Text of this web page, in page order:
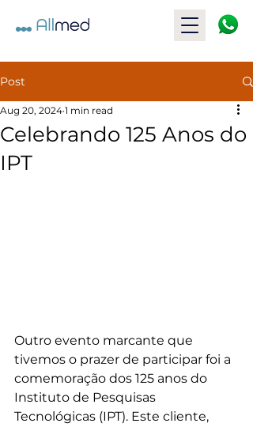
Post
Celebrando 125 Anos do
IPT
Aug 20, 2024 1 min read
Outro evento marcante que
tivemos o prazer de participar foi a
comemoração dos 125 anos do
Instituto de Pesquisas
Tecnológicas (IPT). Este cliente,